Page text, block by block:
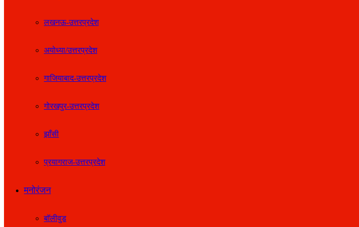
लखनऊ-उत्तरप्रदेश
अयोध्या/उत्तरप्रदेश
गाजियाबाद-उत्तरप्रदेश
गोरखपुर-उत्तरप्रदेश
झाँसी
प्रयागराज-उत्तरप्रदेश
मनोरंजन
बॉलीवुड